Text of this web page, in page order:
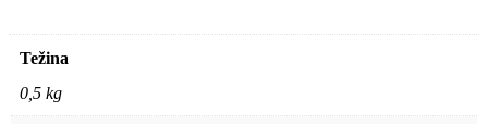
Težina
0,5 kg